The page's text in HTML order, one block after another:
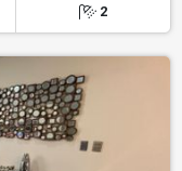
2